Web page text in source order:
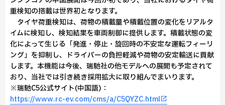
重検知の搭載は世界初となります。
タイヤ荷重検知は、荷物の積載量や積載位置の変化をリアルタ
イムに検知し、検知結果を車両制御に提供します。積載状態の変
化によって生じる「発進・停止・旋回時の不安定な運転フィーリ
ング」を抑制し、ドライバーの負担軽減や荷物の安定輸送に貢献
します。本機能は今後、瑞馳社の他モデルへの展開も予定されて
おり、当社では引き続き採用拡大に取り組んでまいります。
※瑞馳C5公式サイト(中国語)：
https://www.rc-ev.com/cms/a/C5QYZC.html